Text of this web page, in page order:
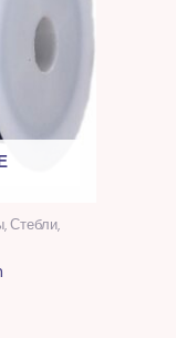
Стебли,